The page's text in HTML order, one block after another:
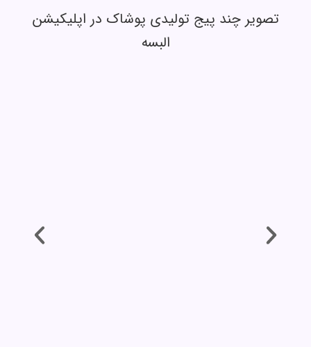
تصویر چند پیج تولیدی پوشاک در اپلیکیشن
البسه